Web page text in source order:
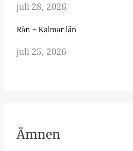
juli 28, 2026
Rån – Kalmar län
juli 25, 2026
Ämnen